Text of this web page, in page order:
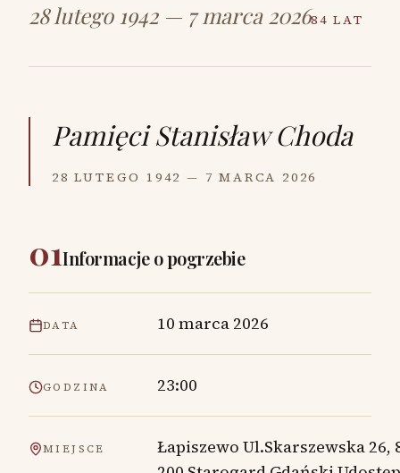
28 lutego 1942 — 7 marca 202684 LAT
Pamięci Stanisław Choda
28 LUTEGO 1942 — 7 MARCA 2026
01Informacje o pogrzebie
DATA 10 marca 2026
GODZINA 23:00
MIEJSCE
Łapiszewo Ul.Skarszewska 26,